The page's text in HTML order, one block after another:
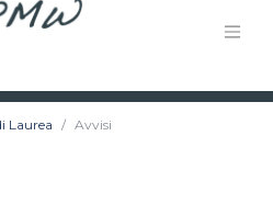
Laurea Avvisi